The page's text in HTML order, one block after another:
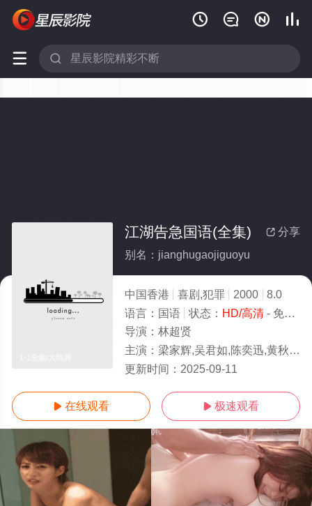
   
 
 分享
江湖告急国语(全集)
别名：jianghugaojiguoyu
中国香港 喜剧,犯罪 2000
8.0
语言： 国语 状态： HD/高清- 免费在线观看
导演： 林超贤
主演： 梁家辉,吴君如,陈奕迅,黄秋生,张耀扬,谷祖琳,陈辉虹,彭敬慈,罗兰,曾志伟
更新时间： 2025-09-11
 在线观看  极速观看